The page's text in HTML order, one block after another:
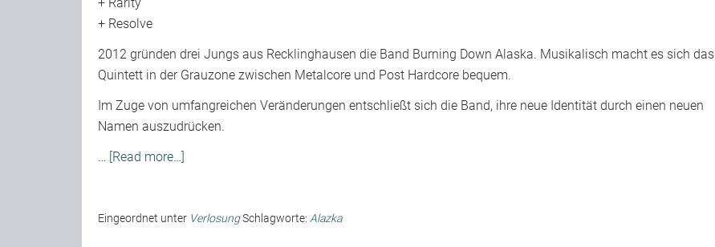
+ Resolve
2012 gründen drei Jungs aus Recklinghausen die Band Burning Down Alaska. Musikalisch macht es sich das
Quintett in der Grauzone zwischen Metalcore und Post Hardcore bequem.
Im Zuge von umfangreichen Veränderungen entschließt sich die Band, ihre neue Identität durch einen neuen
Namen auszudrücken.
… [Read more…]
Eingeordnet unter VerlosungSchlagworte: Alazka